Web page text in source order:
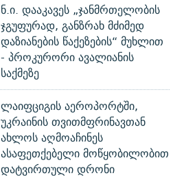
ნ.ი. დააკავეს „ჯანმრთელობის
ჯგუფურად, განზრახ მძიმედ
დაზიანების წაქეზების“ მუხლით
- პროკურორი ავალიანის
საქმეზე
ლაიფციგის აეროპორტში,
უკრაინის თვითმფრინავთან
ახლოს აღმოაჩინეს
ასაფეთქებელი მოწყობილობით
დატვირთული დრონი